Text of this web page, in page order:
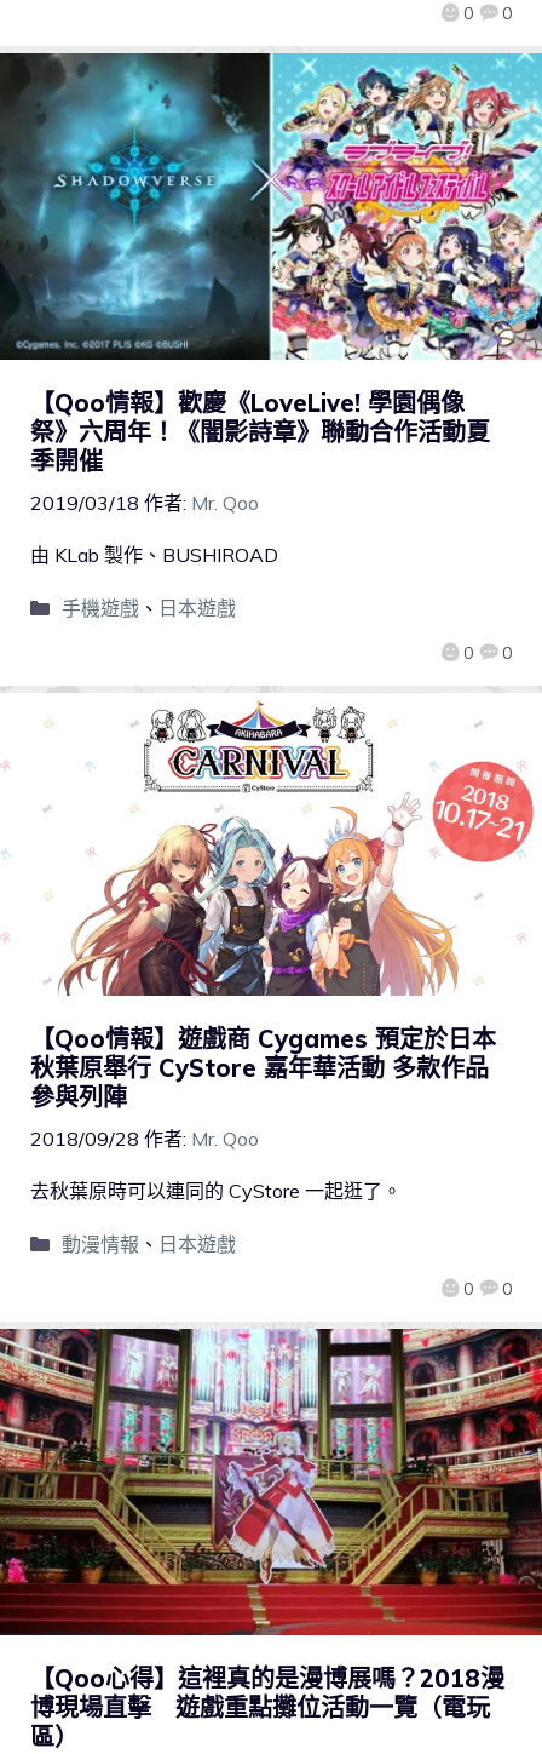
0 0
【Qoo情報】歡慶《LoveLive! 學園偶像
祭》六周年！《闇影詩章》聯動合作活動夏
季開催
2019/03/18 作者: Mr. Qoo
0 0
由 KLab 製作、BUSHIROAD
手機遊戲、 日本遊戲
【Qoo情報】遊戲商 Cygames 預定於日本
秋葉原舉行 CyStore 嘉年華活動 多款作品
參與列陣
2018/09/28 作者: Mr. Qoo
0 0
去秋葉原時可以連同的 CyStore 一起逛了。
動漫情報 、 日本遊戲
【Qoo心得】這裡真的是漫博展嗎？2018漫
博現場直擊 遊戲重點攤位活動一覽（電玩
區）